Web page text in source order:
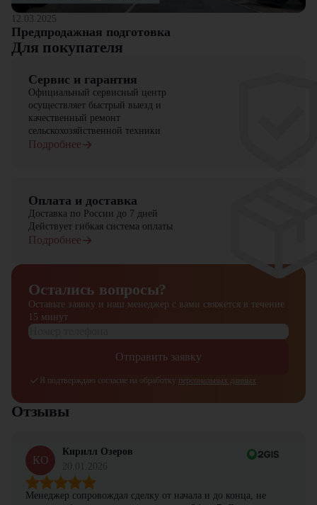
12.03.2025
Предпродажная подготовка
Для покупателя
Сервис и гарантия
Официальный сервисный центр
осуществляет быстрый выезд и
качественный ремонт
сельскохозяйственной техники
Подробнее
Оплата и доставка
Доставка по России до 7 дней
Действует гибкая система оплаты
Подробнее
Остались вопросы?
Оставьте заявку и наш менеджер с вами свяжется в течение
15 минут
Отправить заявку
Я подтверждаю согласие на обработку персональных данных
Отзывы
КО
Кирилл Озеров
Менеджер сопровождал сделку от начала и до конца, не